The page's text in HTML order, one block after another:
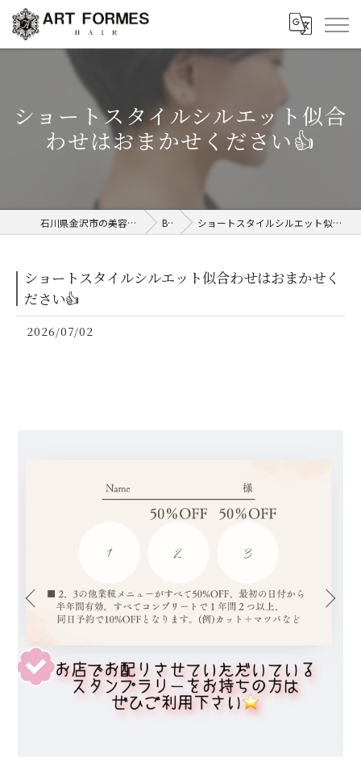
ショートスタイルシルエット似合
わせはおまかせください👍
石川県金沢市の美容室ならART FORMES Blog ショートスタイルシルエット似合わせはおまかせください👍
ショートスタイルシルエット似合わせはおまかせく
ださい👍
2026/07/02